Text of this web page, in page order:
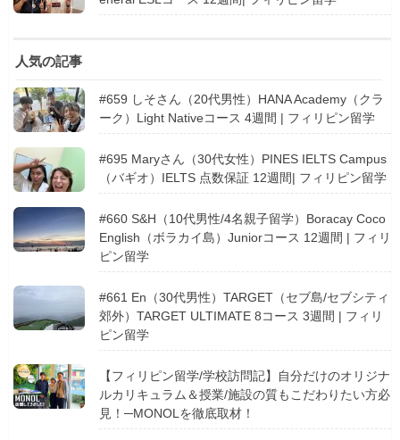
人気の記事
#659 しそさん（20代男性）HANA Academy（クラ
ーク）Light Nativeコース 4週間 | フィリピン留学
#695 Maryさん（30代女性）PINES IELTS Campus
（バギオ）IELTS 点数保証 12週間| フィリピン留学
#660 S&H（10代男性/4名親子留学）Boracay Coco
English（ボラカイ島）Juniorコース 12週間 | フィリ
ピン留学
#661 En（30代男性）TARGET（セブ島/セブシティ
郊外）TARGET ULTIMATE 8コース 3週間 | フィリ
ピン留学
【フィリピン留学/学校訪問記】自分だけのオリジナ
ルカリキュラム＆授業/施設の質もこだわりたい方必
見！─MONOLを徹底取材！